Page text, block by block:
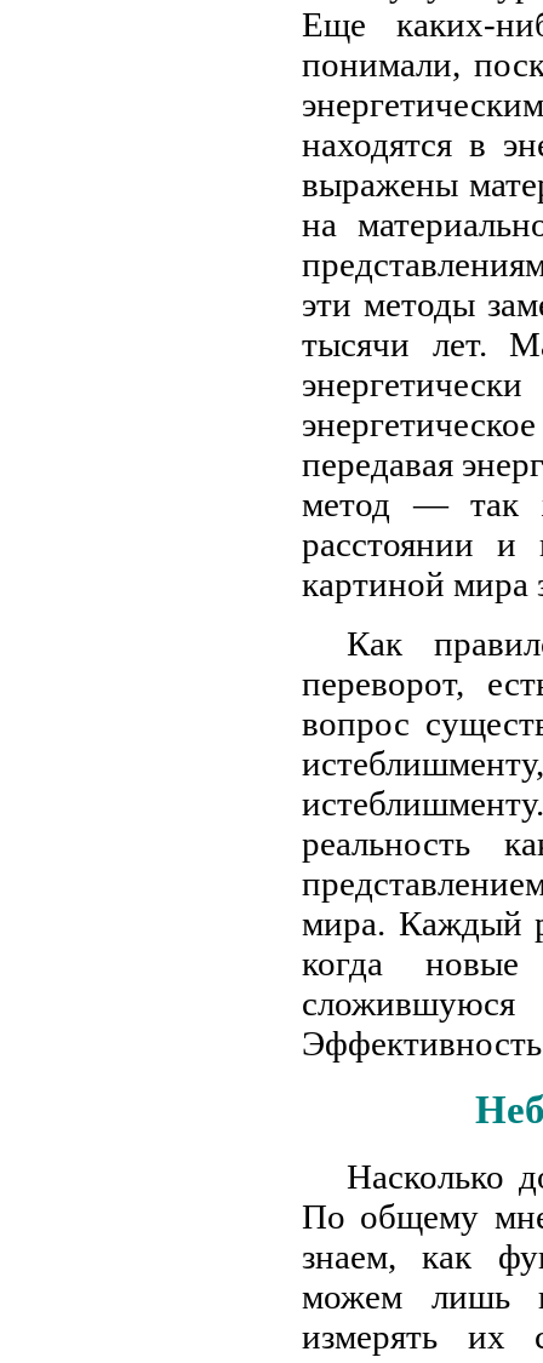
Еще каких-
понимали,
находятся в
выражены
на
эти методы
тысячи лет.
передавая
метод — так
расстоянии и
картиной мира
Как
переворот,
вопрос
реальность
мира. Каждый
когда
Насколько
По общему
знаем, как
можем лишь
измерять их